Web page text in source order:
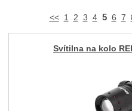
<< 1 2 3 4 5 6 7
Svítilna na kolo